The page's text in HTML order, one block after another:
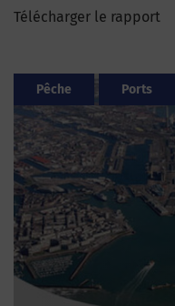
Télécharger le rapport
Pêche Ports